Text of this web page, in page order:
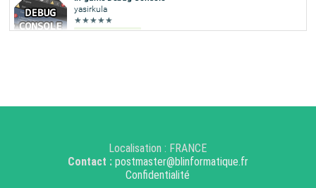
Localisation : FRANCE
Contact : postmaster@blinformatique.fr
Confidentialité